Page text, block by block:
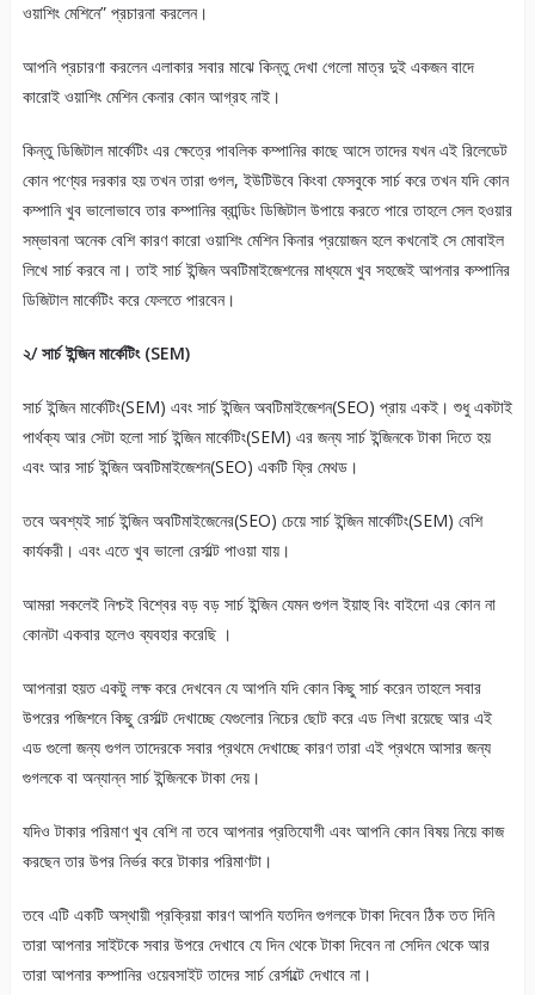
ওয়াশিং মেশিনে” প্রচারনা করলেন।
আপনি প্রচারণা করলেন এলাকার সবার মাঝে কিন্তু দেখা গেলো মাত্র দুই একজন বাদে
কারোই ওয়াশিং মেশিন কেনার কোন আগ্রহ নাই।
কিন্তু ডিজিটাল মার্কেটিং এর ক্ষেত্রে পাবলিক কম্পানির কাছে আসে তাদের যখন এই রিলেডেট
কোন পণ্যের দরকার হয় তখন তারা গুগল, ইউটিউবে কিংবা ফেসবুকে সার্চ করে তখন যদি কোন
কম্পানি খুব ভালোভাবে তার কম্পানির ব্রান্ডিং ডিজিটাল উপায়ে করতে পারে তাহলে সেল হওয়ার
সম্ভাবনা অনেক বেশি কারণ কারো ওয়াশিং মেশিন কিনার প্রয়োজন হলে কখনোই সে মোবাইল
লিখে সার্চ করবে না। তাই সার্চ ইন্জিন অবটিমাইজেশনের মাধ্যমে খুব সহজেই আপনার কম্পানির
ডিজিটাল মার্কেটিং করে ফেলতে পারবেন।
২/ সার্চ ইন্জিন মার্কেটিং (SEM)
সার্চ ইন্জিন মার্কেটিং(SEM) এবং সার্চ ইন্জিন অবটিমাইজেশন(SEO) প্রায় একই। শুধু একটাই
পার্থক্য আর সেটা হলো সার্চ ইন্জিন মার্কেটিং(SEM) এর জন্য সার্চ ইন্জিনকে টাকা দিতে হয়
এবং আর সার্চ ইন্জিন অবটিমাইজেশন(SEO) একটি ফ্রি মেথড।
তবে অবশ্যই সার্চ ইন্জিন অবটিমাইজেনের(SEO) চেয়ে সার্চ ইন্জিন মার্কেটিং(SEM) বেশি
কার্যকরী। এবং এতে খুব ভালো রের্সাল্ট পাওয়া যায়।
আমরা সকলেই নিশ্চই বিশ্বের বড় বড় সার্চ ইন্জিন যেমন গুগল ইয়াহু বিং বাইদো এর কোন না
কোনটা একবার হলেও ব্যবহার করেছি ।
আপনারা হয়ত একটু লক্ষ করে দেখবেন যে আপনি যদি কোন কিছু সার্চ করেন তাহলে সবার
উপরের পজিশনে কিছু রের্সাল্ট দেখাচ্ছে যেগুলোর নিচের ছোট করে এড লিখা রয়েছে আর এই
এড গুলো জন্য গুগল তাদেরকে সবার প্রথমে দেখাচ্ছে কারণ তারা এই প্রথমে আসার জন্য
গুগলকে বা অন্যান্ন সার্চ ইন্জিনকে টাকা দেয়।
যদিও টাকার পরিমাণ খুব বেশি না তবে আপনার প্রতিযোগী এবং আপনি কোন বিষয় নিয়ে কাজ
করছেন তার উপর নির্ভর করে টাকার পরিমাণটা।
তবে এটি একটি অস্থায়ী প্রক্রিয়া কারণ আপনি যতদিন গুগলকে টাকা দিবেন ঠিক তত দিনি
তারা আপনার সাইটকে সবার উপরে দেখাবে যে দিন থেকে টাকা দিবেন না সেদিন থেকে আর
তারা আপনার কম্পানির ওয়েবসাইট তাদের সার্চ রের্সাল্টে দেখাবে না।